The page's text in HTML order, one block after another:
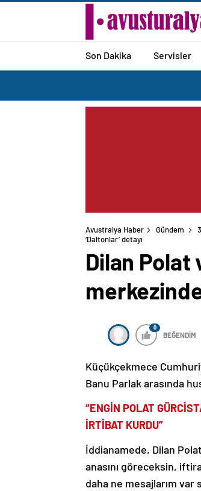
Son Dakika Servisler
Avustralya Haber Gündem
‘Daltonlar’ detayı
Dilan Polat
0
BEĞENDİM
Küçükçekmece
Banu Parlak arasında
“ENGİN POLAT
İRTİBAT KURDU”
İddianamede, Dilan
anasını göreceksin,
daha ne mesajlarım var